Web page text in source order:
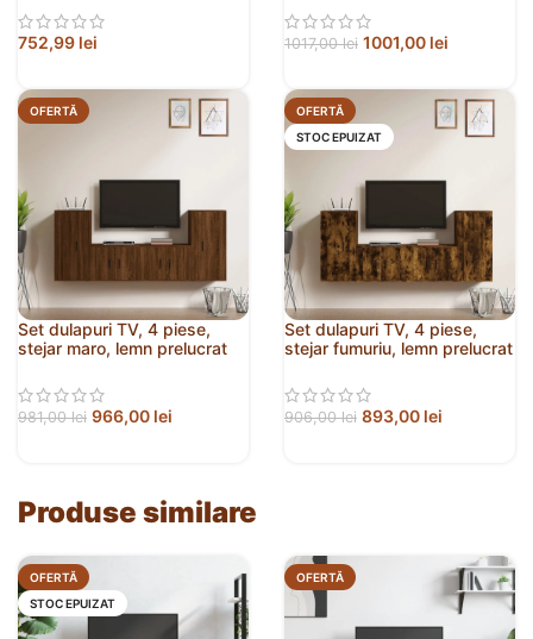
752,99 lei 1017,00lei 1001,00 lei
OFERTĂ
Set dulapuri TV, 4 piese,
stejar maro, lemn prelucrat
981,00lei 966,00 lei
OFERTĂ
STOC EPUIZAT
Set dulapuri TV, 4 piese,
stejar fumuriu, lemn prelucrat
906,00lei 893,00 lei
Produse similare
OFERTĂ
STOC EPUIZAT
OFERTĂ